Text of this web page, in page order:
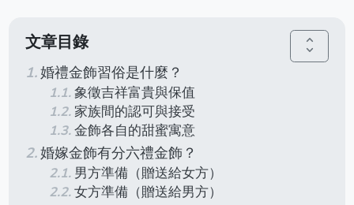
文章目錄 unfold_more
婚禮金飾習俗是什麼？
象徵吉祥富貴與保值
家族間的認可與接受
金飾各自的甜蜜寓意
婚嫁金飾有分六禮金飾？
男方準備（贈送給女方）
女方準備（贈送給男方）